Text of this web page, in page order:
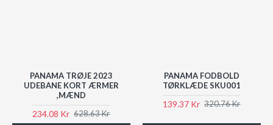
PANAMA TRØJE 2023
UDEBANE KORT ÆRMER
,MÆND
234.08 Kr 628.63 Kr
PANAMA FODBOLD
TØRKLÆDE SKU001
139.37 Kr 320.76 Kr